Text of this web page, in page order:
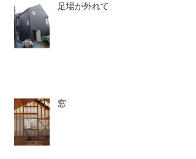
足場が外れて
窓